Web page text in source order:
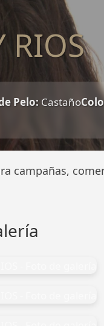
RIOS
Pelo: Castaño
campañas,